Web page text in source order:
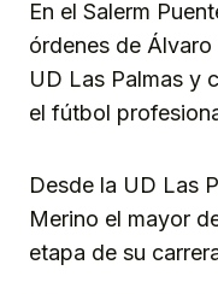
En el Salerm
órdenes de
UD Las Palmas y
el fútbol
Desde la UD Las
Merino el mayor
etapa de su